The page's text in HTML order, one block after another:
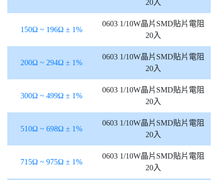
20入
150Ω ~ 196Ω ± 1%
0603 1/10W晶片SMD貼片電阻
20入
200Ω ~ 294Ω ± 1%
0603 1/10W晶片SMD貼片電阻
20入
300Ω ~ 499Ω ± 1%
0603 1/10W晶片SMD貼片電阻
20入
510Ω ~ 698Ω ± 1%
0603 1/10W晶片SMD貼片電阻
20入
715Ω ~ 975Ω ± 1%
0603 1/10W晶片SMD貼片電阻
20入